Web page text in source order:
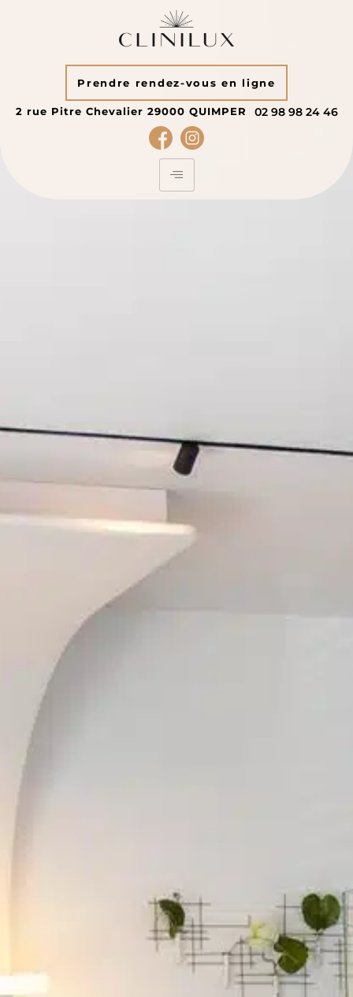
Prendre rendez-vous en ligne
2 rue Pitre Chevalier 29000 QUIMPER 02 98 98 24 46